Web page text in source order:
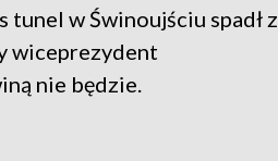
w Świnoujściu spadł z
wiceprezydent
nie będzie.